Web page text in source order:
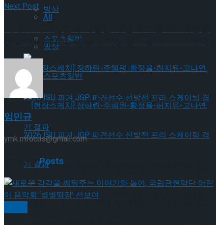
빙상
스포츠일반
[현장스케치] 장하린-주혜원-황정율-허지유-
고나연, 2026 ISU 피겨 JGP 파견선수 선발전
All
빙상
스포츠일반
[현장스케치] 장하린-주혜원-황정율-허지유-
Next Post
시대의 아이콘들이 사랑한 패션 아이템 200여점을
볼 수 있는 기회, ‘셀럽이 사랑한 Bag&Shoes’ 개최
임민규
ymk.mfocus@gmail.com
RelatedPosts